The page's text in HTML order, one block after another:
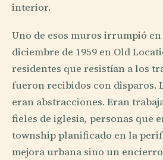
interior.
Uno de esos muros irrumpió
diciembre de 1959 en Old
residentes que resistían a los
fueron recibidos con disparos.
eran abstracciones. Eran
fieles de iglesia, personas que
township planificado en la
mejora urbana sino un